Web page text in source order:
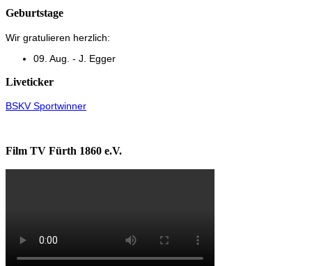
Geburtstage
Wir gratulieren herzlich:
09. Aug. - J. Egger
Liveticker
BSKV Sportwinner
Film TV Fürth 1860 e.V.